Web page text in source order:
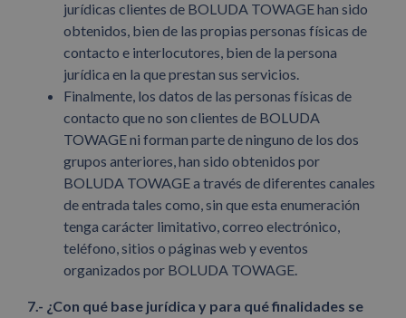
jurídicas clientes de BOLUDA TOWAGE han sido
obtenidos, bien de las propias personas físicas de
contacto e interlocutores, bien de la persona
jurídica en la que prestan sus servicios.
Finalmente, los datos de las personas físicas de
contacto que no son clientes de BOLUDA
TOWAGE ni forman parte de ninguno de los dos
grupos anteriores, han sido obtenidos por
BOLUDA TOWAGE a través de diferentes canales
de entrada tales como, sin que esta enumeración
tenga carácter limitativo, correo electrónico,
teléfono, sitios o páginas web y eventos
organizados por BOLUDA TOWAGE.
7.- ¿Con qué base jurídica y para qué finalidades se